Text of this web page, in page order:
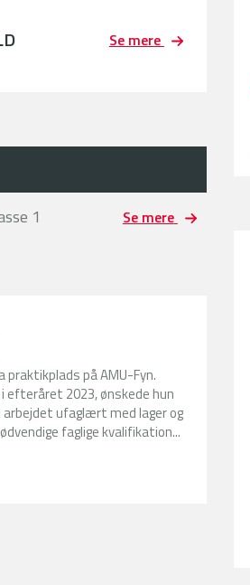
Se mere
1 Se mere
praktikplads på AMU-Fyn.
efteråret 2023, ønskede hun
arbejdet ufaglært med lager og
faglige kvalifikation...